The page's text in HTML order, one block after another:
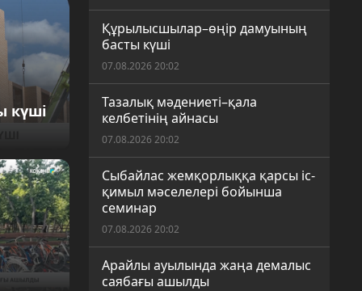
күші
Құрылысшылар–өңір дамуының
басты күші
07.08.2026 20:02
Тазалық мәдениеті–қала
келбетінің айнасы
07.08.2026 20:02
Сыбайлас жемқорлыққа қарсы іс-
қимыл мәселелері бойынша
семинар
07.08.2026 20:02
Арайлы ауылында жаңа демалыс
саябағы ашылды